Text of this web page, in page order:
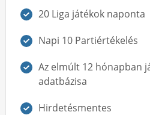
20 Liga játékok naponta
Napi 10 Partiértékelés
Az elmúlt 12 hónapban
adatbázisa
Hirdetésmentes